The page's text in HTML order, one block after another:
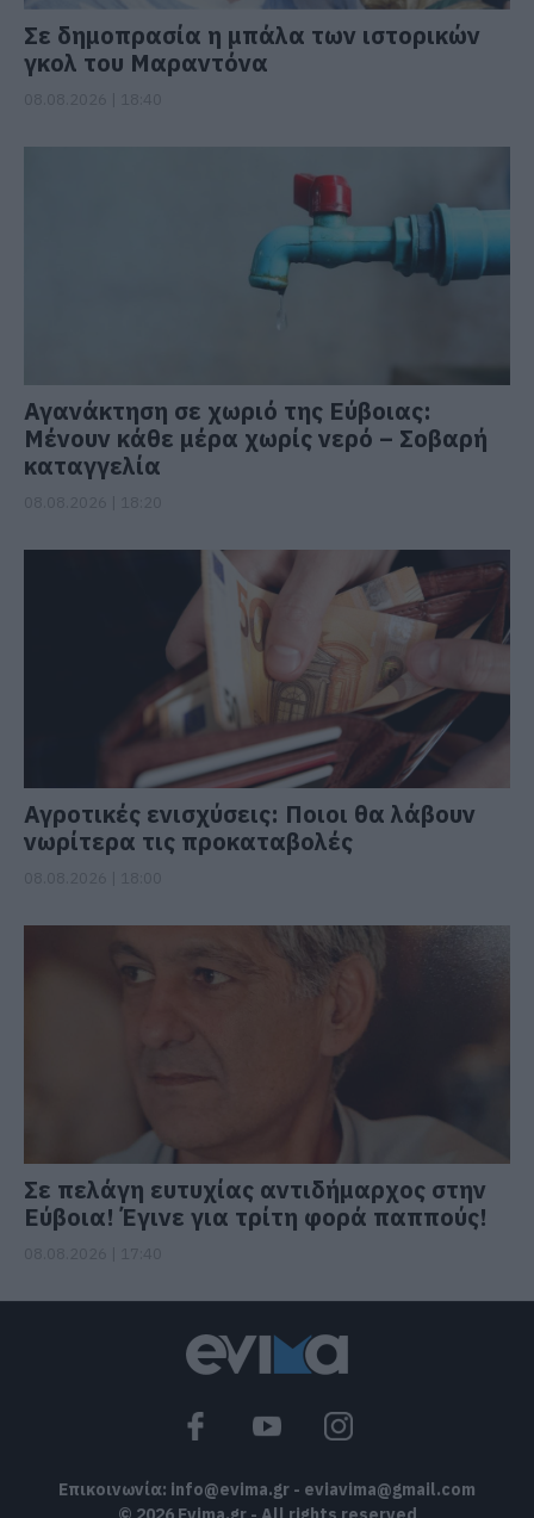
Σε δημοπρασία η μπάλα των ιστορικών
γκολ του Μαραντόνα
Αγανάκτηση σε χωριό της Εύβοιας:
Μένουν κάθε μέρα χωρίς νερό – Σοβαρή
καταγγελία
Αγροτικές ενισχύσεις: Ποιοι θα λάβουν
νωρίτερα τις προκαταβολές
Σε πελάγη ευτυχίας αντιδήμαρχος στην
Εύβοια! Έγινε για τρίτη φορά παππούς!
Επικοινωνία: info@evima.gr - eviavima@gmail.com